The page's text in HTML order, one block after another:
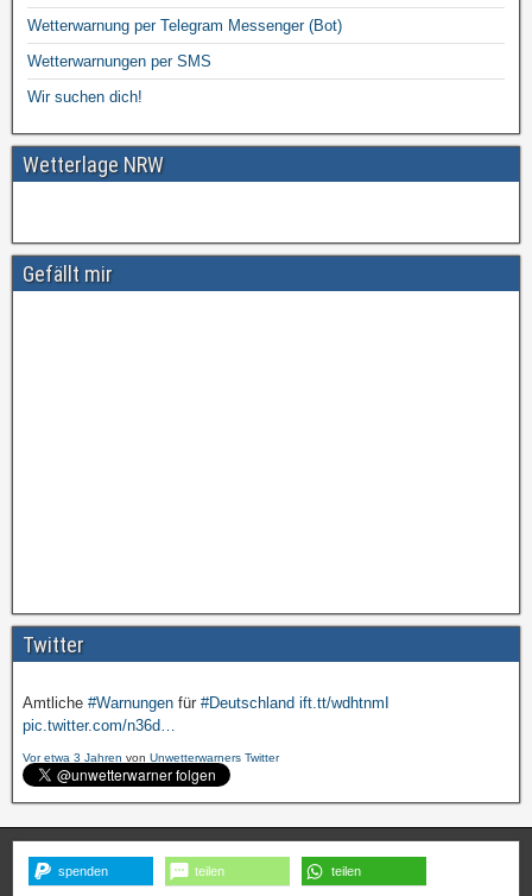
Wetterwarnung per Telegram Messenger (Bot)
Wetterwarnungen per SMS
Wir suchen dich!
Wetterlage NRW
Gefällt mir
Twitter
pic.twitter.com/cmFX…
Vor etwa 3 Jahren
Amtliche #Warnungen für #Deutschland ift.tt/wdhtnmI
pic.twitter.com/n36d…
spenden teilen teilen